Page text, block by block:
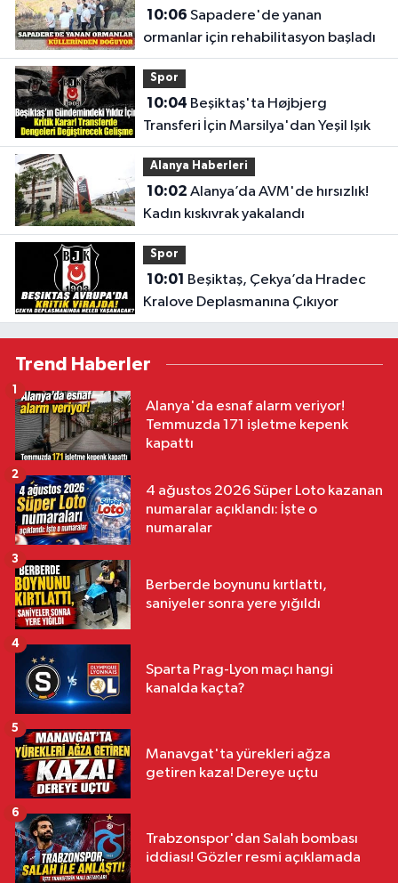
10:06
ormanlar için rehabilitasyon başladı
Spor
10:04
Transferi İçin Marsilya'dan Yeşil Işık
Alanya Haberleri
10:02
Kadın kıskıvrak yakalandı
Spor
10:01
Kralove Deplasmanına Çıkıyor
Trend Haberler
Alanya'da esnaf alarm veriyor!
Temmuzda 171 işletme kepenk
kapattı
1
4 ağustos 2026 Süper Loto kazanan
numaralar açıklandı: İşte o
numaralar
2
Berberde boynunu kırtlattı,
saniyeler sonra yere yığıldı
3
Sparta Prag-Lyon maçı hangi
kanalda kaçta?
4
Manavgat'ta yürekleri ağza
getiren kaza! Dereye uçtu
5
Trabzonspor'dan Salah bombası
iddiası! Gözler resmi açıklamada
6